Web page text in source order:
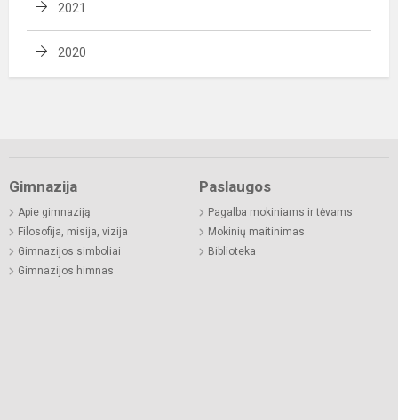
2021
2020
Gimnazija
Apie gimnaziją
Filosofija, misija, vizija
Gimnazijos simboliai
Gimnazijos himnas
Paslaugos
Pagalba mokiniams ir tėvams
Mokinių maitinimas
Biblioteka